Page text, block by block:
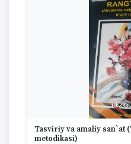
Tasviriy va amaliy san`at
metodikasi)